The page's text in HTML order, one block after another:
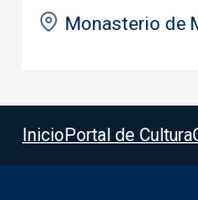
Monasterio de
Menú del pie
InicioPortal de Cultura